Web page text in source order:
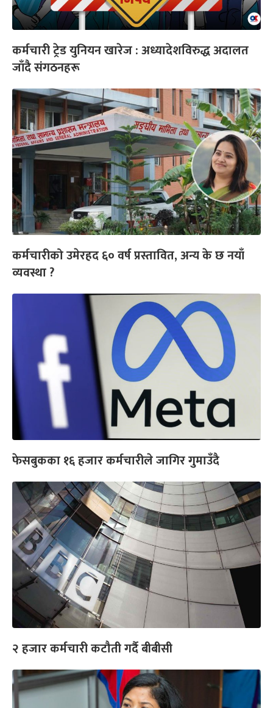
कर्मचारी ट्रेड युनियन खारेज : अध्यादेशविरुद्ध अदालत
जाँदै संगठनहरू
कर्मचारीको उमेरहद ६० वर्ष प्रस्तावित, अन्य के छ नयाँ
व्यवस्था ?
फेसबुकका १६ हजार कर्मचारीले जागिर गुमाउँदै
२ हजार कर्मचारी कटौती गर्दै बीबीसी